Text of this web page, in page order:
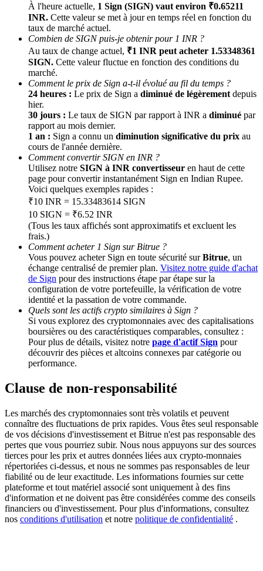
Parrainage
Invitez un ami pour recevoir des récompenses en espèces
BTC Welcome Rewards
BTC Welcome Rewards
Deposit & Trade BTC to Share 25000 USDT prize pool!
Deposit CASHCAT & Win
Share 500000 CASHCAT prize pool
Exclusive for BitMart Users
Register & Trade to Win 500,000 USDT
Precious Metals Trading Carnival
Trade Gold & Silver · 33,333 USDT Bonus
USDT New User Exclusive 10% APR
USDT Flexible Staking | Daily Rewards
À l'heure actuelle, 1 Sign (SIGN) vaut environ ₹0.65211
INR. Cette valeur se met à jour en temps réel en fonction du
taux de marché actuel.
Combien de SIGN puis-je obtenir pour 1 INR ?
Au taux de change actuel, ₹1 INR peut acheter 1.53348361
SIGN. Cette valeur fluctue en fonction des conditions du
marché.
Comment le prix de Sign a-t-il évolué au fil du temps ?
24 heures : Le prix de Sign a diminué de légèrement depuis
hier.
30 jours : Le taux de SIGN par rapport à INR a diminué par
rapport au mois dernier.
1 an : Sign a connu un diminution significative du prix au
cours de l'année dernière.
Comment convertir SIGN en INR ?
Utilisez notre SIGN à INR convertisseur en haut de cette
page pour convertir instantanément Sign en Indian Rupee.
Voici quelques exemples rapides :
₹10 INR = 15.33483614 SIGN
10 SIGN = ₹6.52 INR
(Tous les taux affichés sont approximatifs et excluent les
frais.)
Comment acheter 1 Sign sur Bitrue ?
Vous pouvez acheter Sign en toute sécurité surBitrue, un
échange centralisé de premier plan. Visitez notre guide d'achat
de Sign pour des instructions étape par étape sur la
configuration de votre portefeuille, la vérification de votre
identité et la passation de votre commande.
Quels sont les actifs crypto similaires à Sign ?
Si vous explorez des cryptomonnaies avec des capitalisations
boursières ou des caractéristiques comparables, consultez :
Pour plus de détails, visitez notre page d'actif Sign pour
découvrir des pièces et altcoins connexes par catégorie ou
performance.
Clause de non-responsabilité
Les marchés des cryptomonnaies sont très volatils et peuvent
connaître des fluctuations de prix rapides. Vous êtes seul responsable
de vos décisions d'investissement et Bitrue n'est pas responsable des
pertes que vous pourriez subir. Nous nous appuyons sur des sources
tierces pour les prix et autres données liées aux crypto-monnaies
répertoriées ci-dessus, et nous ne sommes pas responsables de leur
fiabilité ou de leur exactitude. Les informations fournies sur cette
plateforme et tout matériel associé sont uniquement à des fins
d'information et ne doivent pas être considérées comme des conseils
financiers ou d'investissement. Pour plus d'informations, consultez
nos conditions d'utilisation et notre politique de confidentialité .